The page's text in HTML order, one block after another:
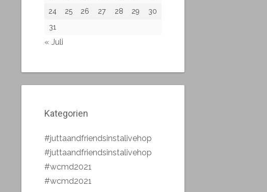
24
25 26 27 28 29
30
31
« Juli
Kategorien
#juttaandfriendsinstalivehop
#juttaandfriendsinstalivehop
#wcmd2021
#wcmd2021